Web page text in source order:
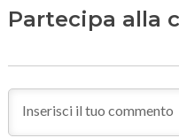
Partecipa alla